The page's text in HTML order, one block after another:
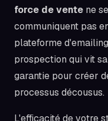
force de vente ne
communiquent pas
plateforme
prospection qui vit
garantie pour créer
processus décousus.
L'efficacité de votre